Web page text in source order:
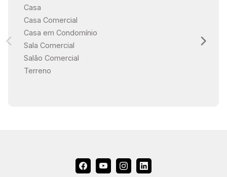
18:00
18:30
Casa
Casa Comercial
Casa em Condomínio
Sala Comercial
Salão Comercial
Terreno